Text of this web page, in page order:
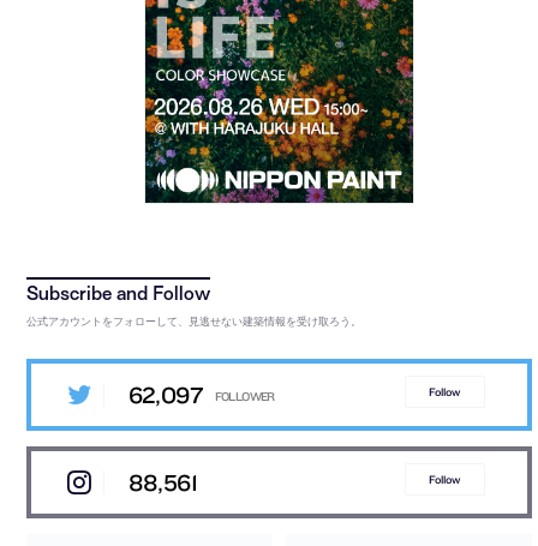
公式アカウントをフォローして、見逃せない建築情報を受け取ろう。
62,097 Follow
88,561 Follow